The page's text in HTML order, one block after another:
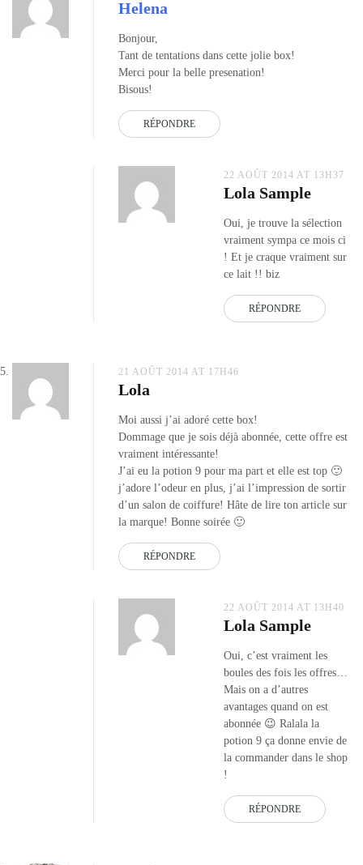
Helena
Bonjour,
Tant de tentations dans cette jolie box!
Merci pour la belle presenation!
Bisous!
RÉPONDRE
22 AOÛT 2014 AT 13H37
Lola Sample
Oui, je trouve la sélection
vraiment sympa ce mois ci
! Et je craque vraiment sur
ce lait !! biz
RÉPONDRE
21 AOÛT 2014 AT 17H46
Lola
Moi aussi j’ai adoré cette box!
Dommage que je sois déjà abonnée, cette offre est
vraiment intéressante!
J’ai eu la potion 9 pour ma part et elle est top 🙂
j’adore l’odeur en plus, j’ai l’impression de sortir
d’un salon de coiffure! Hâte de lire ton article sur
la marque! Bonne soirée 🙂
RÉPONDRE
22 AOÛT 2014 AT 13H40
Lola Sample
Oui, c’est vraiment les
boules des fois les offres…
Mais on a d’autres
avantages quand on est
abonnée 😉 Ralala la
potion 9 ça donne envie de
la commander dans le shop
!
RÉPONDRE